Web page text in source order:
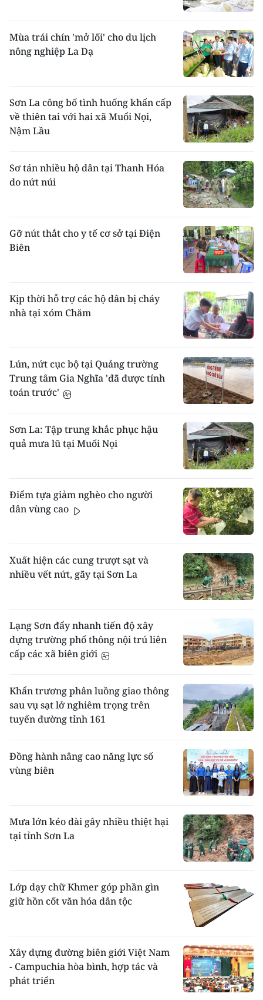
Mùa trái chín 'mở lối' cho du lịch
nông nghiệp La Dạ
Sơn La công bố tình huống khẩn cấp
về thiên tai với hai xã Muổi Nọi,
Nậm Lầu
Sơ tán nhiều hộ dân tại Thanh Hóa
do nứt núi
Gỡ nút thắt cho y tế cơ sở tại Điện
Biên
Kịp thời hỗ trợ các hộ dân bị cháy
nhà tại xóm Chăm
Lún, nứt cục bộ tại Quảng trường
Trung tâm Gia Nghĩa 'đã được tính
toán trước'
Sơn La: Tập trung khắc phục hậu
quả mưa lũ tại Muổi Nọi
Điểm tựa giảm nghèo cho người
dân vùng cao
Xuất hiện các cung trượt sạt và
nhiều vết nứt, gãy tại Sơn La
Lạng Sơn đẩy nhanh tiến độ xây
dựng trường phổ thông nội trú liên
cấp các xã biên giới
Khẩn trương phân luồng giao thông
sau vụ sạt lở nghiêm trọng trên
tuyến đường tỉnh 161
Đồng hành nâng cao năng lực số
vùng biên
Mưa lớn kéo dài gây nhiều thiệt hại
tại tỉnh Sơn La
Lớp dạy chữ Khmer góp phần gìn
giữ hồn cốt văn hóa dân tộc
Xây dựng đường biên giới Việt Nam
- Campuchia hòa bình, hợp tác và
phát triển